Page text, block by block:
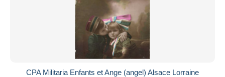
CPA Militaria Enfants et Ange (angel) Alsace Lorraine